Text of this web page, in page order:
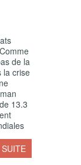
de la
la crise
13.3